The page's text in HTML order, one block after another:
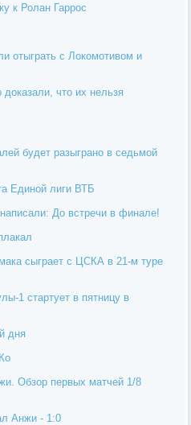
к Ролан Гаррос
отыграть с Локомотивом и
что их нельзя
будет разыграно в седьмой
Единой лиги ВТБ
До встречи в финале!
сыграет с ЦСКА в 21-м туре
1 стартует в пятницу в
дня
Обзор первых матчей 1/8
Анжи - 1:0